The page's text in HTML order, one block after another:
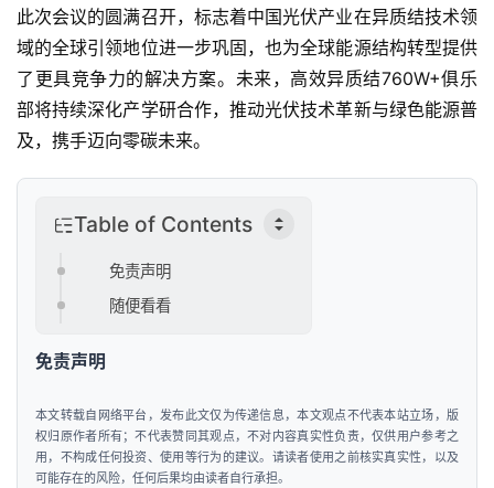
察
新
科
技
智
汽
车
此次会议的圆满召开，标志着中国光伏产业在异质结技术领
域的全球引领地位进一步巩固，也为全球能源结构转型提供
了更具竞争力的解决方案。未来，高效异质结760W+俱乐
部将持续深化产学研合作，推动光伏技术革新与绿色能源普
及，携手迈向零碳未来。
Table of Contents
免责声明
随便看看
免责声明
本文转载自网络平台，发布此文仅为传递信息，本文观点不代表本站立场，版
权归原作者所有；不代表赞同其观点，不对内容真实性负责，仅供用户参考之
用，不构成任何投资、使用等行为的建议。请读者使用之前核实真实性，以及
可能存在的风险，任何后果均由读者自行承担。